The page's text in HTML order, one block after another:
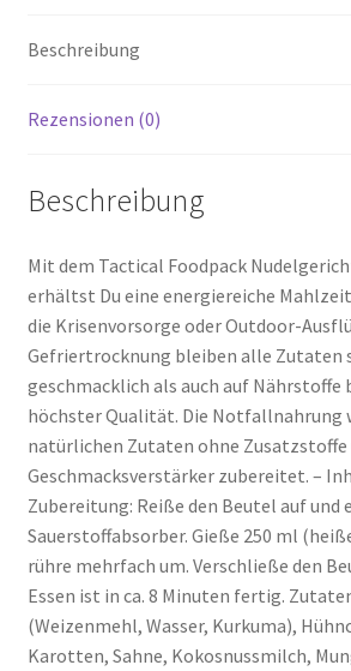
Beschreibung
Rezensionen (0)
Beschreibung
Mit dem Tactical Foodpack
erhältst Du eine energiereiche
die Krisenvorsorge oder Outdoor-
Gefriertrocknung bleiben alle Zutaten
geschmacklich als auch auf Nährstoffe
höchster Qualität. Die Notfallnahrung
natürlichen Zutaten ohne Zusatzstoffe
Geschmacksverstärker zubereitet. –
Zubereitung: Reiße den Beutel auf und
Sauerstoffabsorber. Gieße 250 ml
rühre mehrfach um. Verschließe den
Essen ist in ca. 8 Minuten fertig.
(Weizenmehl, Wasser, Kurkuma),
Karotten, Sahne, Kokosnussmilch,